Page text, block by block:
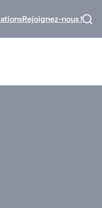
Rejoignez-nous !